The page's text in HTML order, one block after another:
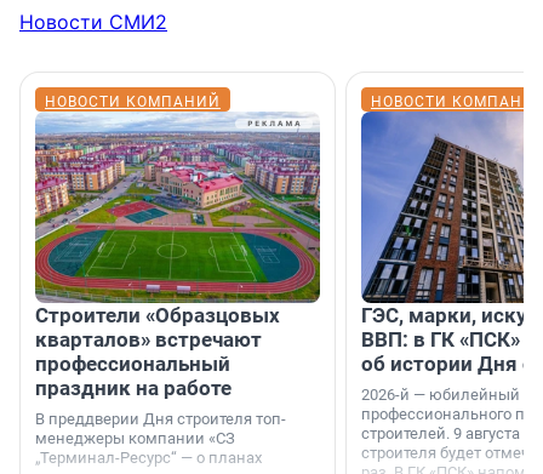
Новости СМИ2
НОВОСТИ КОМПАНИЙ
Строители «Образцовых
кварталов» встречают
профессиональный
праздник на работе
В преддверии Дня строителя топ-
менеджеры компании «СЗ
„Терминал-Ресурс“ — о планах
НОВОСТИ
ГЭС, марки,
ВВП: в ГК «ПСК»
об истории Дня
2026-й — юбилейный
профессионального
строителей. 9 августа
строителя будет